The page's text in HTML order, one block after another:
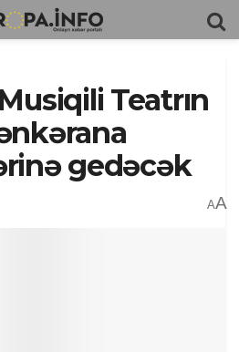
Teatrın
gedəcək
AA